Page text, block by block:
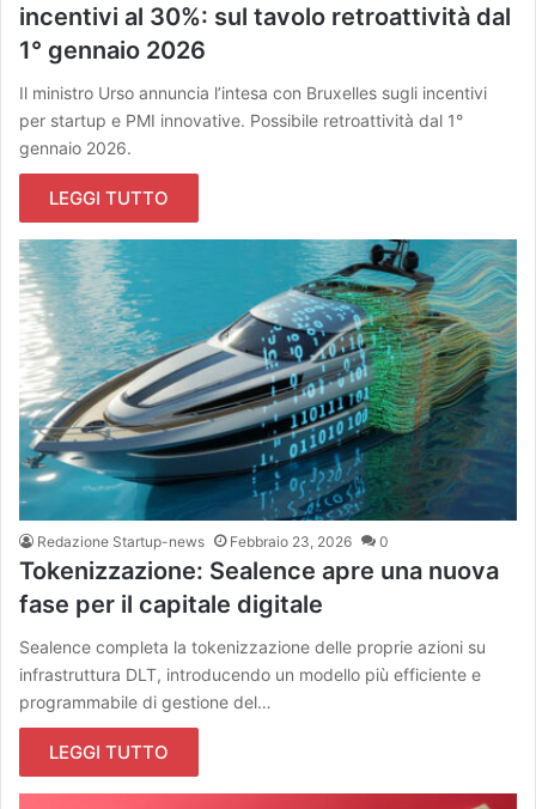
incentivi al 30%: sul tavolo retroattività dal
1° gennaio 2026
Il ministro Urso annuncia l’intesa con Bruxelles sugli incentivi
per startup e PMI innovative. Possibile retroattività dal 1°
gennaio 2026.
LEGGI TUTTO
Redazione Startup-news Febbraio 23, 2026 0
Tokenizzazione: Sealence apre una nuova
fase per il capitale digitale
Sealence completa la tokenizzazione delle proprie azioni su
infrastruttura DLT, introducendo un modello più efficiente e
programmabile di gestione del…
LEGGI TUTTO